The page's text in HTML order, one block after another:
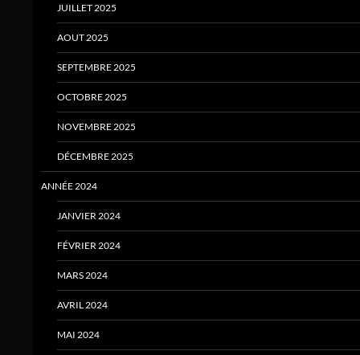
JUILLET 2025
AOUT 2025
SEPTEMBRE 2025
OCTOBRE 2025
NOVEMBRE 2025
DÉCEMBRE 2025
ANNÉE 2024
JANVIER 2024
FÉVRIER 2024
MARS 2024
AVRIL 2024
MAI 2024